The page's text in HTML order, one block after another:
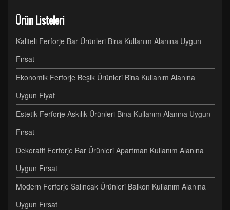
Ürün Listeleri
Kaliteli Ferforje Bar Ürünleri Bina Kullanım Alanına Uygun
Fırsat
Ekonomik Ferforje Beşik Ürünleri Bina Kullanım Alanına
Uygun Fiyat
Estetik Ferforje Askılık Ürünleri Bina Kullanım Alanına Uygun
Fırsat
Dekoratif Ferforje Bar Ürünleri Apartman Kullanım Alanına
Uygun Fırsat
Modern Ferforje Salıncak Ürünleri Balkon Kullanım Alanına
Uygun Fırsat